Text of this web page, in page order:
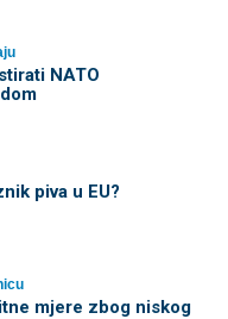
NATO
piva u EU?
mjere zbog niskog